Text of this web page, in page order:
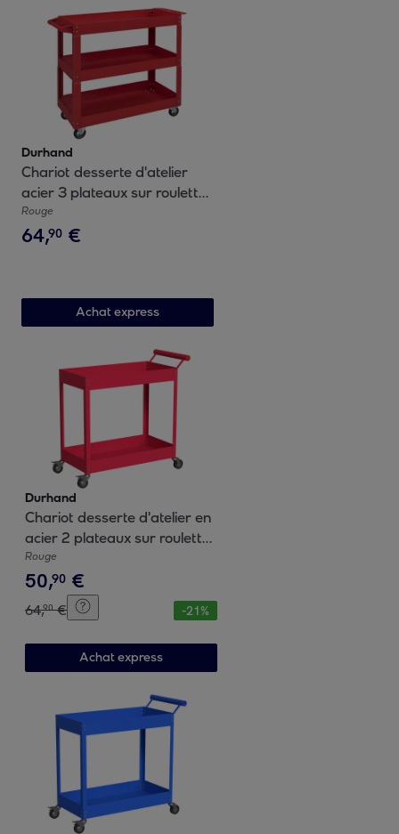
Durhand
Chariot desserte d'atelier
acier 3 plateaux sur roulettes
avec poignée - charge max.
150 kg - 83 x 35,3 x 76 cm
Rouge
64,90 €
Achat express
Durhand
Chariot desserte d'atelier en
acier 2 plateaux sur roulettes
avec poignée - charge max.
150 kg - 84,5 x 38 x 84 cm
Rouge
50,90 €
64,90 € -21%
Achat express